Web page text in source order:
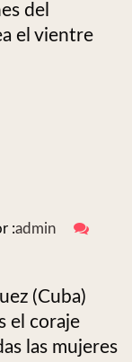
del
el vientre
:admin
(Cuba)
el coraje
las mujeres